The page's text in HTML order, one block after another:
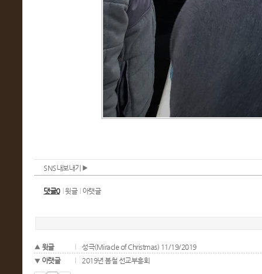
SNS내보내기
댓글0 윗글 아랫글
윗글
성극(Miracle of Christmas) 11/19/2019
아랫글
2019년 봄철 선교부흥회